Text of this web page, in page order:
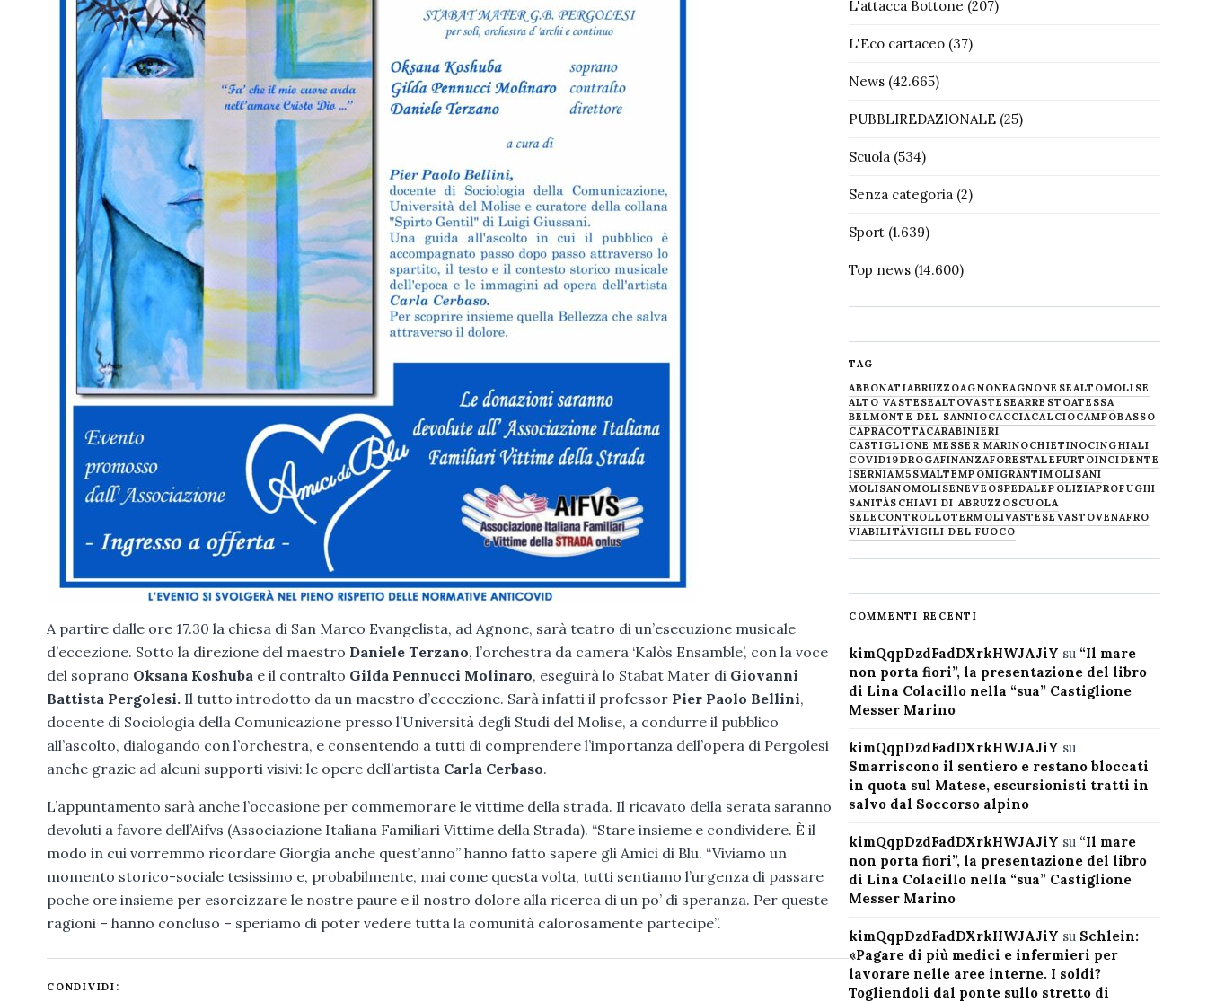
A partire dalle ore 17.30 la chiesa di San Marco Evangelista, ad Agnone, sarà teatro di un’esecuzione musicale
d’eccezione. Sotto la direzione del maestro Daniele Terzano, l’orchestra da camera ‘Kalòs Ensamble’, con la voce
del soprano Oksana Koshuba e il contralto Gilda Pennucci Molinaro, eseguirà lo Stabat Mater di Giovanni
Battista Pergolesi. Il tutto introdotto da un maestro d’eccezione. Sarà infatti il professor Pier Paolo Bellini,
docente di Sociologia della Comunicazione presso l’Università degli Studi del Molise, a condurre il pubblico
all’ascolto, dialogando con l’orchestra, e consentendo a tutti di comprendere l’importanza dell’opera di Pergolesi
anche grazie ad alcuni supporti visivi: le opere dell’artista Carla Cerbaso.
L’appuntamento sarà anche l’occasione per commemorare le vittime della strada. Il ricavato della serata saranno
devoluti a favore dell’Aifvs (Associazione Italiana Familiari Vittime della Strada). “Stare insieme e condividere. È il
modo in cui vorremmo ricordare Giorgia anche quest’anno” hanno fatto sapere gli Amici di Blu. “Viviamo un
momento storico-sociale tesissimo e, probabilmente, mai come questa volta, tutti sentiamo l’urgenza di passare
poche ore insieme per esorcizzare le nostre paure e il nostro dolore alla ricerca di un po’ di speranza. Per queste
ragioni – hanno concluso – speriamo di poter vedere tutta la comunità calorosamente partecipe”.
CONDIVIDI:
L'attacca Bottone (207)
L'Eco cartaceo(37)
News(42.665)
PUBBLIREDAZIONALE(25)
Scuola(534)
Senza categoria(2)
Sport(1.639)
Top news(14.600)
TAG
ABBONATIABRUZZOAGNONEAGNONESEALTOMOLISE
ALTO VASTESEALTOVASTESEARRESTOATESSA
BELMONTE DEL SANNIOCACCIACALCIOCAMPOBASSO
CAPRACOTTACARABINIERI
CASTIGLIONE MESSER MARINOCHIETINOCINGHIALI
COVID19DROGAFINANZAFORESTALEFURTOINCIDENTE
ISERNIAM5SMALTEMPOMIGRANTIMOLISANI
MOLISANOMOLISENEVE OSPEDALEPOLIZIAPROFUGHI
SANITÀSCHIAVI DI ABRUZZOSCUOLA
SELECONTROLLOTERMOLIVASTESE VASTOVENAFRO
VIABILITÀVIGILI DEL FUOCO
COMMENTI RECENTI
kimQqpDzdFadDXrkHWJAJiY su “Il mare
non porta fiori”, la presentazione del libro
di Lina Colacillo nella “sua” Castiglione
Messer Marino
kimQqpDzdFadDXrkHWJAJiY su
Smarriscono il sentiero e restano bloccati
in quota sul Matese, escursionisti tratti in
salvo dal Soccorso alpino
kimQqpDzdFadDXrkHWJAJiY su “Il mare
non porta fiori”, la presentazione del libro
di Lina Colacillo nella “sua” Castiglione
Messer Marino
kimQqpDzdFadDXrkHWJAJiY su Schlein:
«Pagare di più medici e infermieri per
lavorare nelle aree interne. I soldi?
Togliendoli dal ponte sullo stretto di